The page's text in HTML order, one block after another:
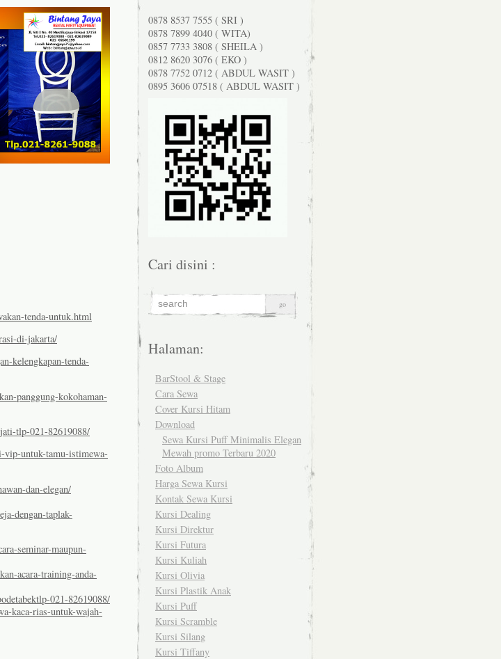
tenda-untuk.html
di-jakarta/
kelengkapan-tenda-
panggung-kokohaman-
tlp-021-82619088/
vip-untuk-tamu-istimewa-
dan-elegan/
dengan-taplak-
seminar-maupun-
acara-training-anda-
021-82619088/
kaca-rias-untuk-wajah-
0878 8537 7555 ( SRI )
0878 7899 4040 ( WITA)
0857 7733 3808 ( SHEILA )
0812 8620 3076 ( EKO )
0878 7752 0712 ( ABDUL WASIT )
0895 3606 07518 ( ABDUL WASIT )
Cari disini :
Halaman:
BarStool & Stage
Cara Sewa
Cover Kursi Hitam
Download
Sewa Kursi Puff Minimalis Elegan
Mewah promo Terbaru 2020
Foto Album
Harga Sewa Kursi
Kontak Sewa Kursi
Kursi Dealing
Kursi Direktur
Kursi Futura
Kursi Kuliah
Kursi Olivia
Kursi Plastik Anak
Kursi Puff
Kursi Scramble
Kursi Silang
Kursi Tiffany